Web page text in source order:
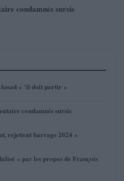
condamnés sursis
« ‘il doit partir »
condamnés sursis
rejettent barrage 2024 »
» par les propos de François